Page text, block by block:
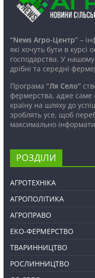
“News Агро-Центр”–
які хочуть бути в курсі
господарства. У
дрібні та середні
Програма “Ля Село”
фермерства, адже саме
країну на шляху до
зроблять усе, щоб
максимально
РОЗДІЛИ
АГРОТЕХНІКА
АГРОПОЛІТИКА
АГРОПРАВО
ЕКО-ФЕРМЕРСТВО
ТВАРИННИЦТВО
РОСЛИННИЦТВО